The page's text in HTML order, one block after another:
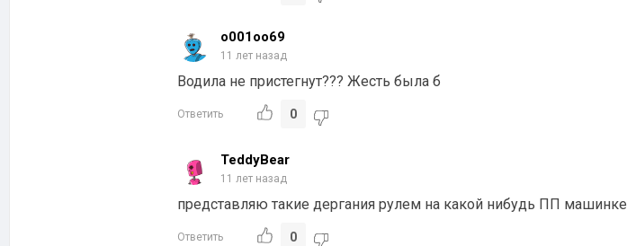
o001oo69
11 лет назад
Водила не пристегнут??? Жесть была б
Ответить 0
TeddyBear
11 лет назад
представляю такие дергания рулем на какой нибудь ПП машинке
Ответить 0